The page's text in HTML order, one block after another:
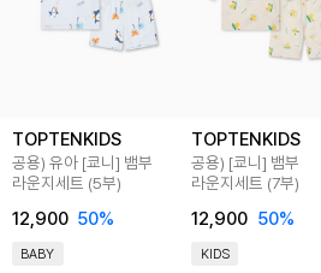
TOPTENKIDS
공용) 유아 [쿄니] 뱀부
라운지세트 (5부)
12,900 50%
BABY
TOPTENKIDS
공용) [쿄니] 뱀부
라운지세트 (7부)
12,900 50%
KIDS